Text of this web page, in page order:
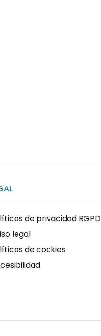
de privacidad RGPD
legal
de cookies